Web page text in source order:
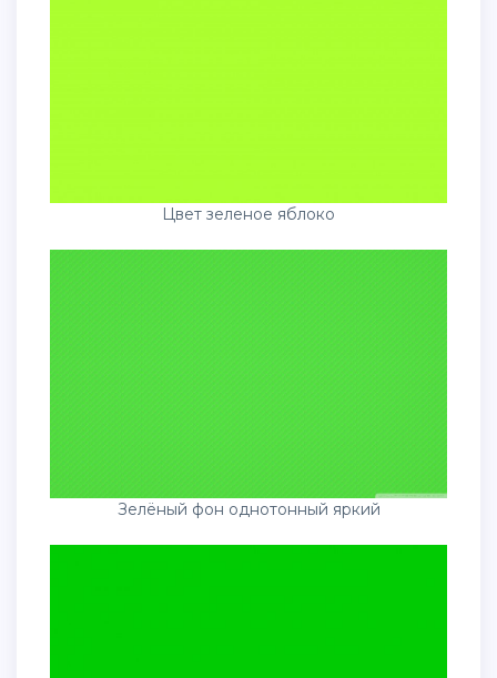
Цвет зеленое яблоко
Зелёный фон однотонный яркий